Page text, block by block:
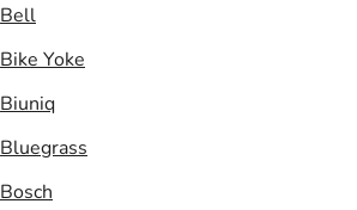
Bell
Bike Yoke
Biuniq
Bluegrass
Bosch